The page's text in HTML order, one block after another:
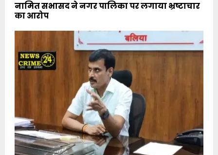
नामित सभासद ने नगर पालिका पर लगाया भ्रष्टाचार
का आरोप